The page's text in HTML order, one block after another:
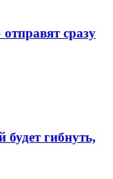
сразу
гибнуть,